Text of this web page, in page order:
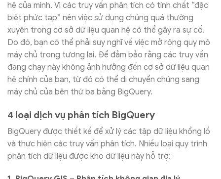
hệ của mình. Vì các truy vấn phân tích có tính chất “đặc
biệt phức tạp” nên việc sử dụng chúng quá thường
xuyên trong cơ sở dữ liệu quan hệ có thể gây ra sự cố.
Do đó, bạn có thể phải suy nghĩ về việc mở rộng quy mô
máy chủ trong tương lai. Để đảm bảo rằng các truy vấn
đang chạy này không ảnh hưởng đến cơ sở dữ liệu quan
hệ chính của bạn, từ đó có thể di chuyển chúng sang
máy chủ của bên thứ ba bằng BigQuery.
4 loại dịch vụ phân tích BigQuery
BigQuery được thiết kế để xử lý các tập dữ liệu khổng lồ
và thực hiện các truy vấn phân tích. Nhiều loại quy trình
phân tích dữ liệu được kho dữ liệu này hỗ trợ: